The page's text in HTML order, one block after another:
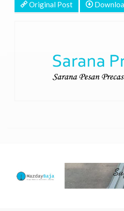
Original Post